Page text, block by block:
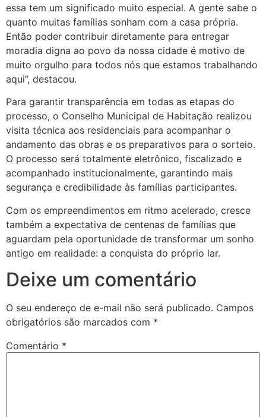
essa tem um significado muito especial. A gente sabe o
quanto muitas famílias sonham com a casa própria.
Então poder contribuir diretamente para entregar
moradia digna ao povo da nossa cidade é motivo de
muito orgulho para todos nós que estamos trabalhando
aqui”, destacou.
Para garantir transparência em todas as etapas do
processo, o Conselho Municipal de Habitação realizou
visita técnica aos residenciais para acompanhar o
andamento das obras e os preparativos para o sorteio.
O processo será totalmente eletrônico, fiscalizado e
acompanhado institucionalmente, garantindo mais
segurança e credibilidade às famílias participantes.
Com os empreendimentos em ritmo acelerado, cresce
também a expectativa de centenas de famílias que
aguardam pela oportunidade de transformar um sonho
antigo em realidade: a conquista do próprio lar.
Deixe um comentário
O seu endereço de e-mail não será publicado. Campos
obrigatórios são marcados com *
Comentário *